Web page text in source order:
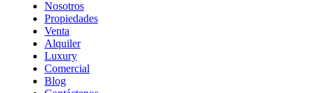
Nosotros
Propiedades
Venta
Alquiler
Luxury
Comercial
Blog